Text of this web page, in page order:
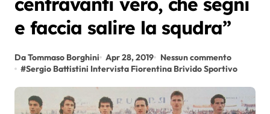
e faccia salire la squdra”
Da Tommaso Borghini Apr 28, 2019
Nessun commento
#Sergio Battistini Intervista Fiorentina Brivido Sportivo